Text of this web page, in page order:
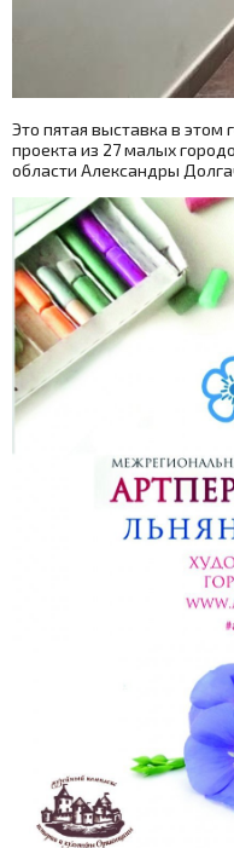
Это пятая выставка в
проекта из 27 малых
области Александры